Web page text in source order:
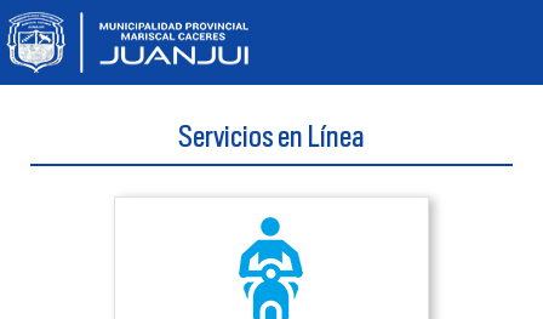
Servicios en Línea